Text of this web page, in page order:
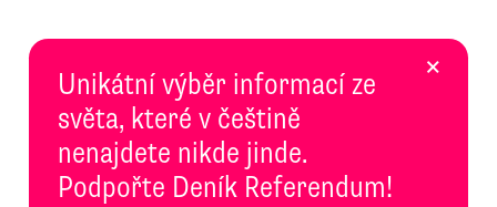
Unikátní výběr informací ze
světa, které v češtině
nenajdete nikde jinde.
Podpořte Deník Referendum!
×